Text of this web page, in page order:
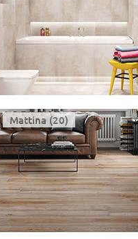
Mattina (20)